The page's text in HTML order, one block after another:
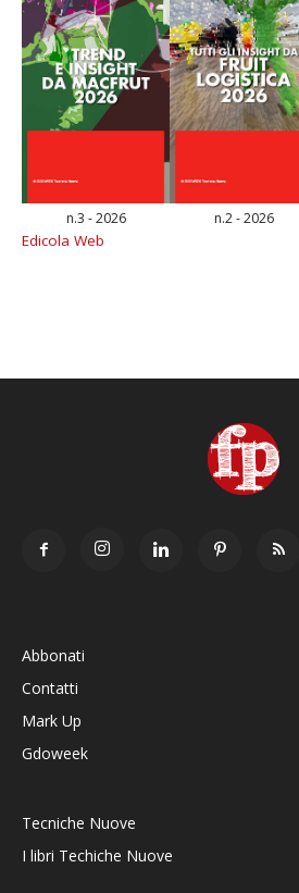
n.3 - 2026 n.2 - 2026
Edicola Web
Abbonati
Contatti
Mark Up
Gdoweek
Tecniche Nuove
I libri Techiche Nuove